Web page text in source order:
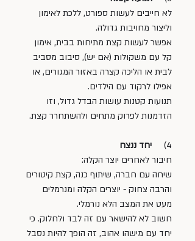
לא חייבים לעשות ספורט, ללכת לאימון
וליצור מחויבות גדולה.
אפשר לעשות קצת מתיחות בבית, אימון
קל עם משקולות (אם יש), סיבוב מסביב
לבית או הליכה קצרה באזור המגורים, או
אפילו לרקוד עם הילדים.
תנועות קטנות עושות הבדל גדול, וזו
הזדמנות לפרוק מתחים ולהשתחרר קצת.
4)
יחד ננצח
חיבור לאחרים יוצר הקלה:
שיחה עם חברה, שיתוף כנה, קצת קיטורים
והרבה צחוק - יוצרים הקלה ומנרמלים
מעט את המצב הלא נורמלי.
חשוב לא להישאר עם זה לבד ולחלוק. כי
יחד עם מישהו אהוב, זה הופך להיות נסבל